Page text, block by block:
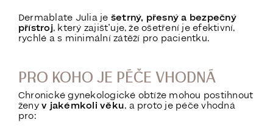
Dermablate Julia je šetrný, přesný a bezpečný
přístroj, který zajišťuje, že ošetření je efektivní,
rychlé a s minimální zátěží pro pacientku.
PRO KOHO JE PÉČE VHODNÁ
Chronické gynekologické obtíže mohou postihnout
ženyv jakémkoli věku, a proto je péče vhodná
pro: